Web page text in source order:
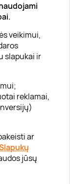
veikimui,
slapukai ir
reklamai,
ar
jūsų